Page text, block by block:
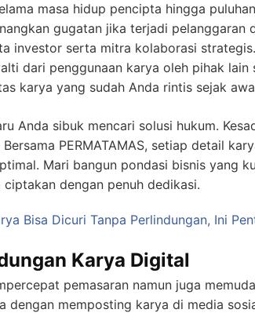
masa hidup pencipta hingga
gugatan jika terjadi pelanggaran
investor serta mitra kolaborasi strategis.
dari penggunaan karya oleh pihak lain
karya yang sudah Anda rintis sejak
Anda sibuk mencari solusi hukum.
PERMATAMAS, setiap detail
Mari bangun pondasi bisnis yang
dengan penuh dedikasi.
Bisa Dicuri Tanpa Perlindungan, Ini
Karya Digital
pemasaran namun juga
dengan memposting karya di media